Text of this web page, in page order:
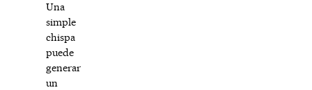
Una
simple
chispa
puede
generar
un